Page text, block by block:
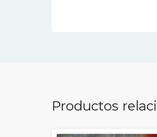
Productos